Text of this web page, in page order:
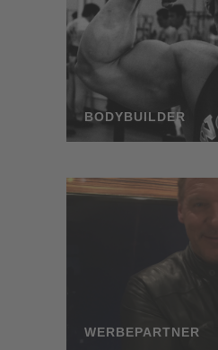
Wir verwenden
Drittanbieters, um
Dieser Service kann
sammeln. Bitte lesen
stimmen Sie der
dieses Video
Usercentrics
Platform
BODYBUILDER
WERBEPARTNER